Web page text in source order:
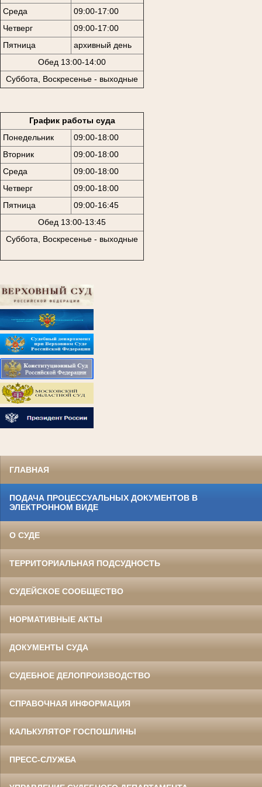
Среда
09:00-17:00
Четверг
09:00-17:00
Пятница
архивный день
Обед 13:00-14:00
Суббота, Воскресенье - выходные
График работы суда
Понедельник
09:00-18:00
Вторник
09:00-18:00
Среда
09:00-18:00
Четверг
09:00-18:00
Пятница
09:00-16:45
Обед 13:00-13:45
Суббота, Воскресенье - выходные
ГЛАВНАЯ
ПОДАЧА ПРОЦЕССУАЛЬНЫХ ДОКУМЕНТОВ В
ЭЛЕКТРОННОМ ВИДЕ
О СУДЕ
ТЕРРИТОРИАЛЬНАЯ ПОДСУДНОСТЬ
СУДЕЙСКОЕ СООБЩЕСТВО
НОРМАТИВНЫЕ АКТЫ
ДОКУМЕНТЫ СУДА
СУДЕБНОЕ ДЕЛОПРОИЗВОДСТВО
СПРАВОЧНАЯ ИНФОРМАЦИЯ
КАЛЬКУЛЯТОР ГОСПОШЛИНЫ
ПРЕСС-СЛУЖБА